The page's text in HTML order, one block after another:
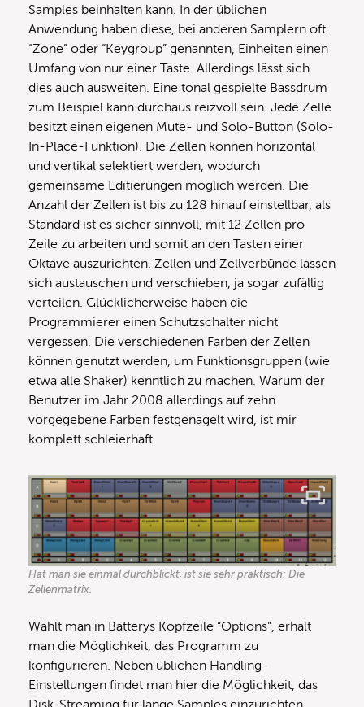
Samples beinhalten kann. In der üblichen
Anwendung haben diese, bei anderen Samplern oft
“Zone” oder “Keygroup” genannten, Einheiten einen
Umfang von nur einer Taste. Allerdings lässt sich
dies auch ausweiten. Eine tonal gespielte Bassdrum
zum Beispiel kann durchaus reizvoll sein. Jede Zelle
besitzt einen eigenen Mute- und Solo-Button (Solo-
In-Place-Funktion). Die Zellen können horizontal
und vertikal selektiert werden, wodurch
gemeinsame Editierungen möglich werden. Die
Anzahl der Zellen ist bis zu 128 hinauf einstellbar, als
Standard ist es sicher sinnvoll, mit 12 Zellen pro
Zeile zu arbeiten und somit an den Tasten einer
Oktave auszurichten. Zellen und Zellverbünde lassen
sich austauschen und verschieben, ja sogar zufällig
verteilen. Glücklicherweise haben die
Programmierer einen Schutzschalter nicht
vergessen. Die verschiedenen Farben der Zellen
können genutzt werden, um Funktionsgruppen (wie
etwa alle Shaker) kenntlich zu machen. Warum der
Benutzer im Jahr 2008 allerdings auf zehn
vorgegebene Farben festgenagelt wird, ist mir
komplett schleierhaft.
Hat man sie einmal durchblickt, ist sie sehr praktisch: Die
Zellenmatrix.
Wählt man in Batterys Kopfzeile “Options”, erhält
man die Möglichkeit, das Programm zu
konfigurieren. Neben üblichen Handling-
Einstellungen findet man hier die Möglichkeit, das